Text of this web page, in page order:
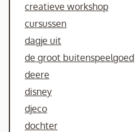
creatieve workshop
cursussen
dagje uit
de groot buitenspeelgoed
deere
disney
djeco
dochter